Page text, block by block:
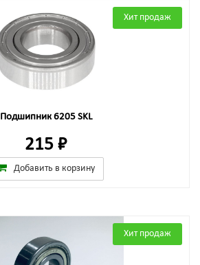
Хит продаж
Подшипник 6205 SKL
215 ₽
Добавить в корзину
Хит продаж